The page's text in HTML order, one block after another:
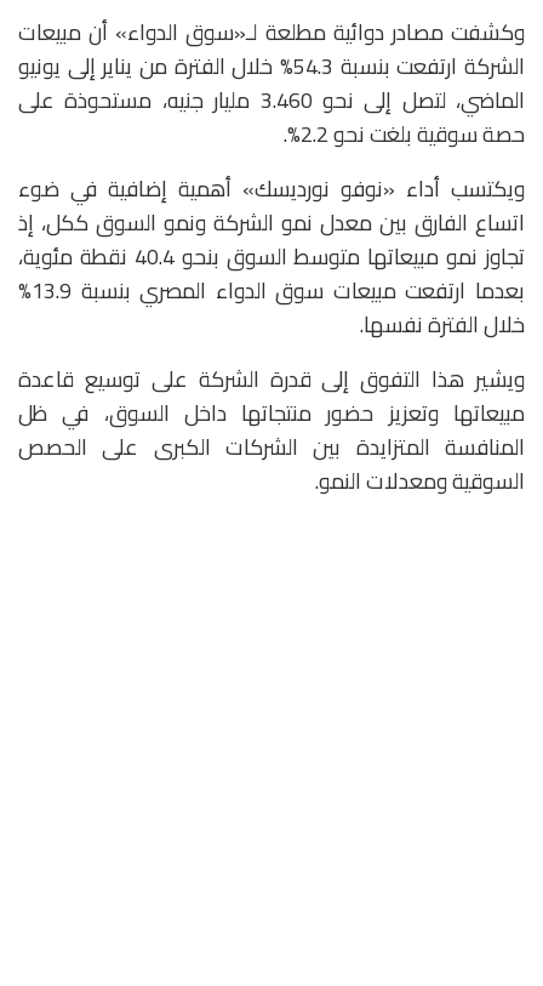
وكشفت مصادر دوائية مطلعة لـ«سوق الدواء» أن مبيعات
الشركة ارتفعت بنسبة 54.3% خلال الفترة من يناير إلى يونيو
الماضي، لتصل إلى نحو 3.460 مليار جنيه، مستحوذة على
حصة سوقية بلغت نحو 2.2%.
ويكتسب أداء «نوفو نورديسك» أهمية إضافية في ضوء
اتساع الفارق بين معدل نمو الشركة ونمو السوق ككل، إذ
تجاوز نمو مبيعاتها متوسط السوق بنحو 40.4 نقطة مئوية،
بعدما ارتفعت مبيعات سوق الدواء المصري بنسبة 13.9%
خلال الفترة نفسها.
ويشير هذا التفوق إلى قدرة الشركة على توسيع قاعدة
مبيعاتها وتعزيز حضور منتجاتها داخل السوق، في ظل
المنافسة المتزايدة بين الشركات الكبرى على الحصص
السوقية ومعدلات النمو.